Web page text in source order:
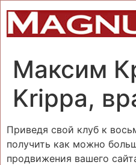
Максим
Krippa,
Приведя свой клуб к
получить как можно
продвижения вашего